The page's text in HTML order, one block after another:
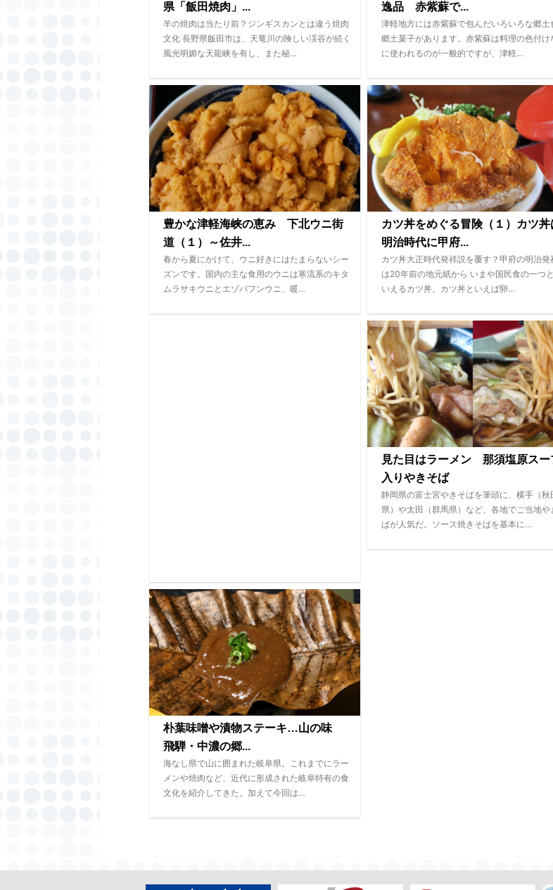
県「飯田焼肉」...
羊の焼肉は当たり前？ジンギスカンとは違う焼肉
文化 長野県飯田市は、天竜川の険しい渓谷が続く
風光明媚な天龍峡を有し、また秘…
逸品 赤紫蘇で...
津軽地方には赤紫蘇で包んだいろいろな郷土
郷土菓子があります。赤紫蘇は料理の色付け
に使われるのが一般的ですが、津軽…
豊かな津軽海峡の恵み 下北ウニ街
道（１）～佐井...
春から夏にかけて、ウニ好きにはたまらないシー
ズンです。国内の主な食用のウニは寒流系のキタ
ムラサキウニとエゾバフンウニ、暖…
カツ丼をめぐる冒険（１）カツ丼
明治時代に甲府...
カツ丼大正時代発祥説を覆す？甲府の明治発
は20年前の地元紙から いまや国民食の一つ
いえるカツ丼。カツ丼といえば卵…
見た目はラーメン 那須塩原スー
入りやきそば
静岡県の富士宮やきそばを筆頭に、横手（秋
県）や太田（群馬県）など、各地でご当地や
ばが人気だ。ソース焼きそばを基本に…
朴葉味噌や漬物ステーキ…山の味
飛騨・中濃の郷...
海なし県で山に囲まれた岐阜県。これまでにラー
メンや焼肉など、近代に形成された岐阜特有の食
文化を紹介してきた。加えて今回は…